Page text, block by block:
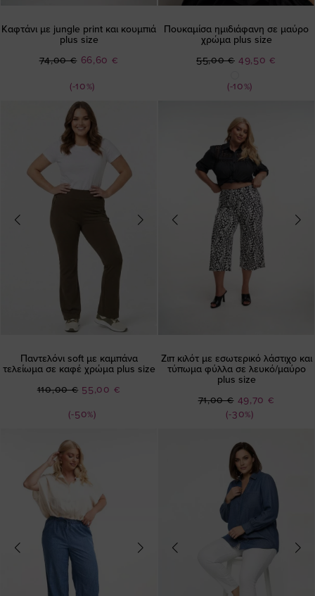
Καφτάνι με jungle print και κουμπιά
plus size
(-10%)
Ειδική
66,60 €
74,00 €
Πουκαμίσα ημιδιάφανη σε μαύρο
χρώμα plus size
(-10%)
Ειδική
49,50 €
55,00 €
Παντελόνι soft με καμπάνα
τελείωμα σε καφέ χρώμα plus size
(-50%)
Ειδική
55,00 €
110,00 €
Ζιπ κιλότ με εσωτερικό λάστιχο και
τύπωμα φύλλα σε λευκό/μαύρο
plus size
(-30%)
Ειδική
Τιμή
49,70 €
71,00 €